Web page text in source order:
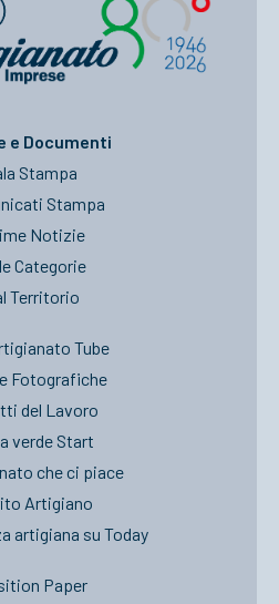
e Documenti
Stampa
Stampa
Notizie
Categorie
Territorio
Tube
Fotografiche
del Lavoro
verde Start
che ci piace
Artigiano
artigiana su Today
Paper